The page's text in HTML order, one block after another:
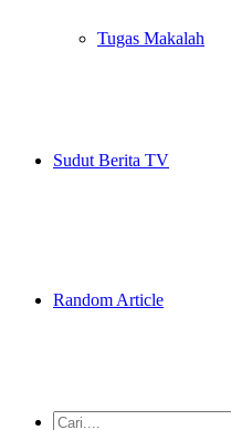
Tugas Makalah
Sudut Berita TV
Random Article